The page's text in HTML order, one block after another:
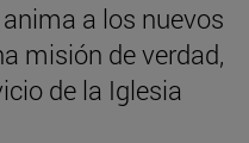
a los nuevos
misión de verdad,
de la Iglesia